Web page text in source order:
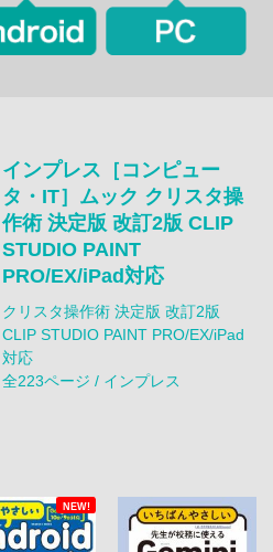
インプレス［コンピュー
タ・IT］ムック クリスタ操
作術 決定版 改訂2版 CLIP
STUDIO PAINT
PRO/EX/iPad対応
クリスタ操作術 決定版 改訂2版
CLIP STUDIO PAINT PRO/EX/iPad
対応
全223ページ / インプレス
NEW!